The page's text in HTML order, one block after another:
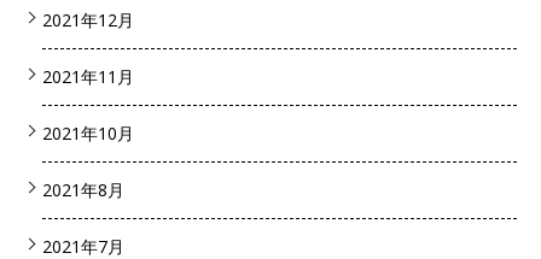
2021年12月
2021年11月
2021年10月
2021年8月
2021年7月